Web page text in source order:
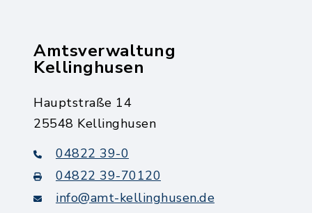
Amtsverwaltung
Kellinghusen
Hauptstraße 14
25548 Kellinghusen
04822 39-0
04822 39-70120
info@amt-kellinghusen.de